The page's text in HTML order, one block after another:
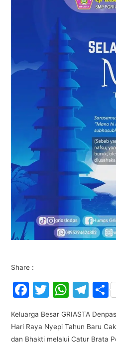
Share :
F
c
e
T
itt
er
W
at
s
T
e
gr
S
Keluarga Besar GRIASTA
Hari Raya Nyepi Tahun Baru
dan Bhakti melalui Catur Brata